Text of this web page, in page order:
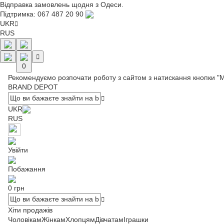
Відправка замовлень щодня з Одеси.
Підтримка: 067 487 20 90
UKR
RUS
0
Рекомендуємо розпочати роботу з сайтом з натискання кнопки
BRAND DEPOT
UKR
RUS
Увійти
Побажання
0 грн
Хіти продажів
ЧоловікамЖінкамХлопцямДівчатамІграшки